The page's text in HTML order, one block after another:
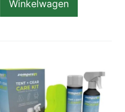
Winkelwagen